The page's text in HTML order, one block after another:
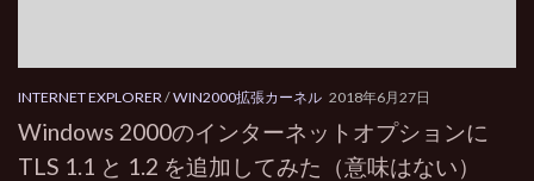
INTERNET EXPLORER/WIN2000拡張カーネル 2018年6月27日
Windows 2000のインターネットオプションに
TLS 1.1 と 1.2 を追加してみた（意味はない）